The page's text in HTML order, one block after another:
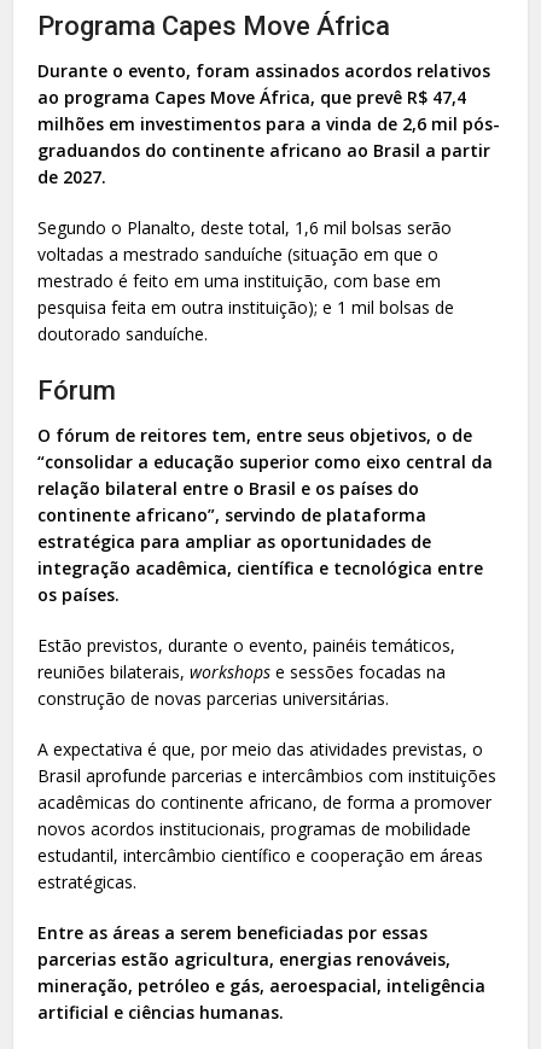
Programa Capes Move África
Durante o evento, foram assinados acordos relativos
ao programa Capes Move África, que prevê R$ 47,4
milhões em investimentos para a vinda de 2,6 mil pós-
graduandos do continente africano ao Brasil a partir
de 2027.
Segundo o Planalto, deste total, 1,6 mil bolsas serão
voltadas a mestrado sanduíche (situação em que o
mestrado é feito em uma instituição, com base em
pesquisa feita em outra instituição); e 1 mil bolsas de
doutorado sanduíche.
Fórum
O fórum de reitores tem, entre seus objetivos, o de
“consolidar a educação superior como eixo central da
relação bilateral entre o Brasil e os países do
continente africano”, servindo de plataforma
estratégica para ampliar as oportunidades de
integração acadêmica, científica e tecnológica entre
os países.
Estão previstos, durante o evento, painéis temáticos,
reuniões bilaterais,workshopse sessões focadas na
construção de novas parcerias universitárias.
A expectativa é que, por meio das atividades previstas, o
Brasil aprofunde parcerias e intercâmbios com instituições
acadêmicas do continente africano, de forma a promover
novos acordos institucionais, programas de mobilidade
estudantil, intercâmbio científico e cooperação em áreas
estratégicas.
Entre as áreas a serem beneficiadas por essas
parcerias estão agricultura, energias renováveis,
mineração, petróleo e gás, aeroespacial, inteligência
artificial e ciências humanas.